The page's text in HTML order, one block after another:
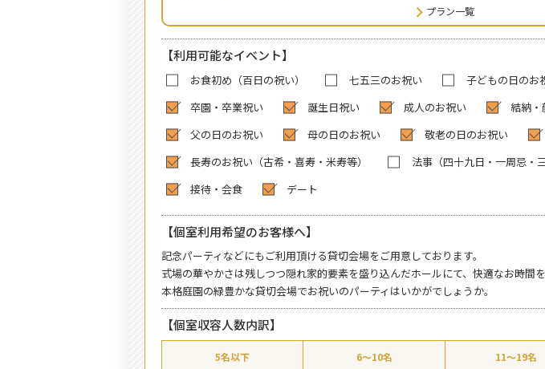
プラン一覧
【利用可能なイベント】
お食初め（百日の祝い） 七五三のお祝い 子どもの日のお
卒園・卒業祝い
誕生日祝い 成人のお祝い 結納・
父の日のお祝い
母の日のお祝い 敬老の日のお祝い
長寿のお祝い（古希・喜寿・米寿等）
法事（四十九日・一周忌・
接待・会食
デート
【個室利用希望のお客様へ】
記念パーティなどにもご利用頂ける貸切会場をご用意しております。
式場の華やかさは残しつつ隠れ家的要素を盛り込んだホールにて、快適なお時間を
本格庭園の緑豊かな貸切会場でお祝いのパーティはいかがでしょうか。
【個室収容人数内訳】
5名以下 6～10名 11～19名